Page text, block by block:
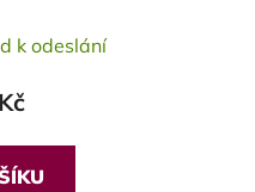
k odeslání